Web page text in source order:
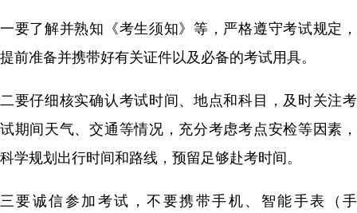
一要了解并熟知《考生须知》等，严格遵守考试规定，
提前准备并携带好有关证件以及必备的考试用具。
二要仔细核实确认考试时间、地点和科目，及时关注考
试期间天气、交通等情况，充分考虑考点安检等因素，
科学规划出行时间和路线，预留足够赴考时间。
三要诚信参加考试，不要携带手机、智能手表（手